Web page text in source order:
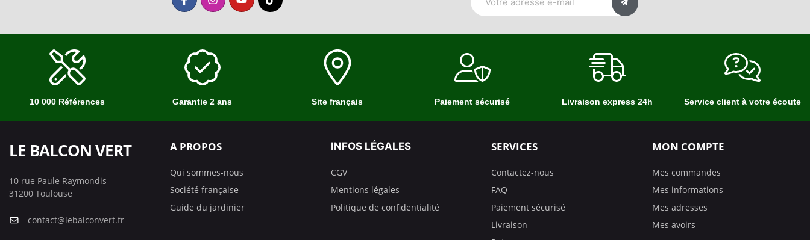
10 000 Références Garantie 2 ans Site français Paiement sécurisé Livraison express 24h Service client à votre écoute
LE BALCON VERT
10 rue Paule Raymondis
31200 Toulouse
contact@lebalconvert.fr
A PROPOS
Qui sommes-nous
Société française
Guide du jardinier
INFOS LÉGALES
CGV
Mentions légales
Politique de confidentialité
SERVICES
Contactez-nous
FAQ
Paiement sécurisé
Livraison
MON COMPTE
Mes commandes
Mes informations
Mes adresses
Mes avoirs